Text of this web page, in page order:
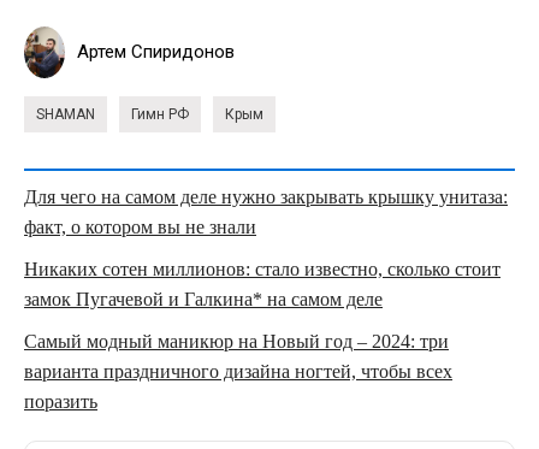
Артем Спиридонов
SHAMAN Гимн РФ Крым
Для чего на самом деле нужно закрывать крышку унитаза:
факт, о котором вы не знали
Никаких сотен миллионов: стало известно, сколько стоит
замок Пугачевой и Галкина* на самом деле
Самый модный маникюр на Новый год – 2024: три
варианта праздничного дизайна ногтей, чтобы всех
поразить